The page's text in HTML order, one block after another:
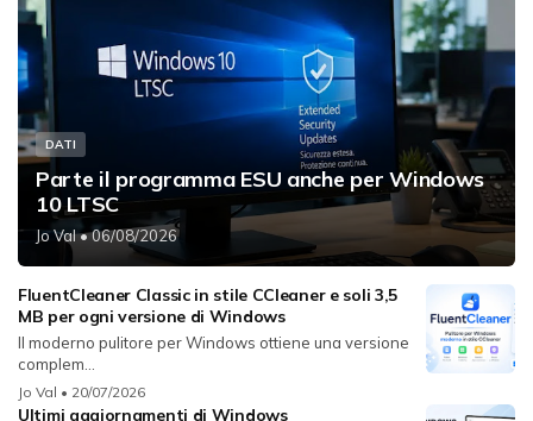
DATI
Parte il programma ESU anche per Windows
10 LTSC
Jo Val• 06/08/2026
FluentCleaner Classic in stile CCleaner e soli 3,5
MB per ogni versione di Windows
Il moderno pulitore per Windows ottiene una versione
complem...
Jo Val • 20/07/2026
Ultimi aggiornamenti di Windows